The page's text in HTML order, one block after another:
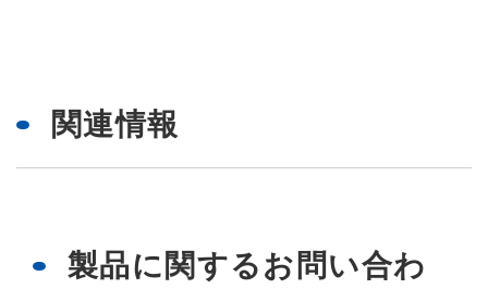
関連情報
製品に関するお問い合わ